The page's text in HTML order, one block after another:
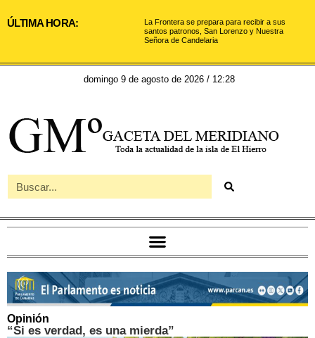
ÚLTIMA HORA:
La Frontera se prepara para recibir a sus
santos patronos, San Lorenzo y Nuestra
Señora de Candelaria
domingo 9 de agosto de 2026 / 12:28
Opinión
“Si es verdad, es una mierda”